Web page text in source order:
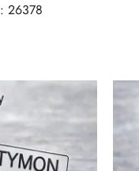
26378